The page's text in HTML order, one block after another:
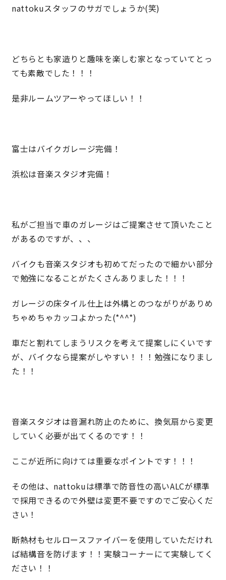
身体に優しい自然素材の家
耐震等級3 & 許容応力度計算 全棟標準
頑丈で長持ちの外壁
快適な室内環境へのこだわり
生涯続く安心のアフターフォロー
ラインナップ
最響の家
Groovin’
Blue Style
キママプラス
納得リフォームスタジオ
分譲住宅･不動産 スタッフブログ
施工事例
nattokuスタッフのサガでしょうか(笑)
どちらとも家造りと趣味を楽しむ家となっていてとっ
ても素敵でした！！！
是非ルームツアーやってほしい！！
富士はバイクガレージ完備！
浜松は音楽スタジオ完備！
私がご担当で車のガレージはご提案させて頂いたこと
があるのですが、、、
バイクも音楽スタジオも初めてだったので細かい部分
で勉強になることがたくさんありました！！！
ガレージの床タイル仕上は外構とのつながりがありめ
ちゃめちゃカッコよかった(*^^*)
車だと割れてしまうリスクを考えて提案しにくいです
が、バイクなら提案がしやすい！！！勉強になりまし
た！！
音楽スタジオは音漏れ防止のために、換気扇から変更
していく必要が出てくるのです！！
ここが近所に向けては重要なポイントです！！！
その他は、nattokuは標準で防音性の高いALCが標準
で採用できるので外壁は変更不要ですのでご安心くだ
さい！
断熱材もセルロースファイバーを使用していただけれ
ば結構音を防げます！！実験コーナーにて実験してく
ださい！！